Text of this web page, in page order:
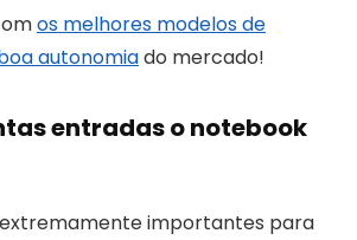
os melhores modelos de
autonomiado mercado!
entradas o notebook
importantes para